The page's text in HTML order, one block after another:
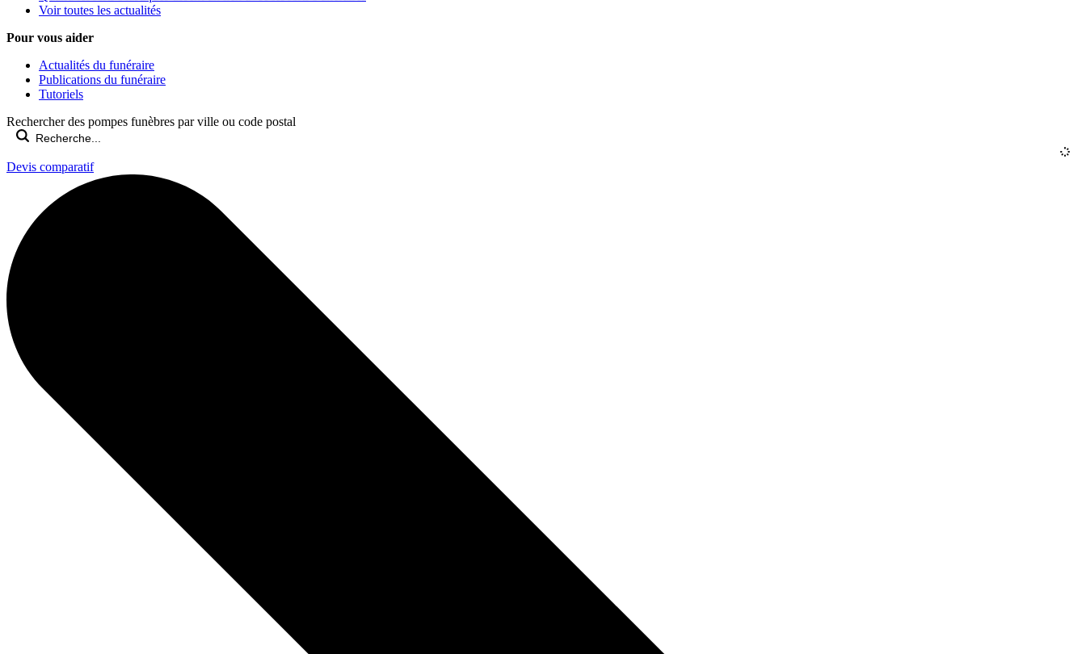
Voir toutes les actualités
Pour vous aider
Actualités du funéraire
Publications du funéraire
Tutoriels
Rechercher des pompes funèbres par ville ou code postal
Devis comparatif